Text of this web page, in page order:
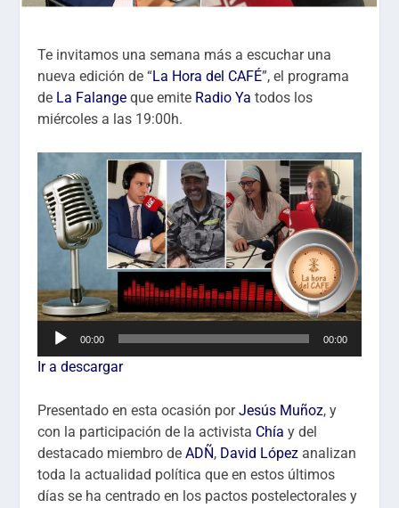
Te invitamos una semana más a escuchar una
nueva edición de “La Hora del CAFÉ”, el programa
de La Falange que emite Radio Ya todos los
miércoles a las 19:00h.
Reproductor
audio
00:00 00:00
Ir a descargar
Presentado en esta ocasión porJesús Muñoz, y
con la participación de la activista Chía y del
destacado miembro deADÑ, David López analizan
toda la actualidad política que en estos últimos
días se ha centrado en los pactos postelectorales y